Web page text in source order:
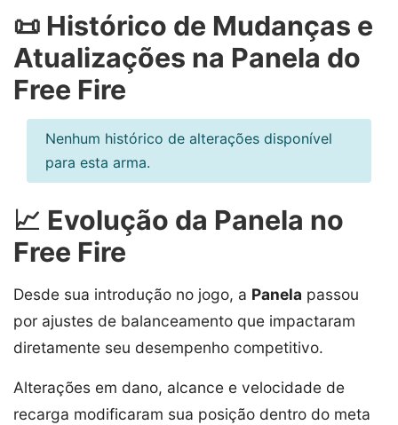
📜 Histórico de Mudanças e
Atualizações na Panela do
Free Fire
Nenhum histórico de alterações disponível
para esta arma.
📈 Evolução da Panela no
Free Fire
Desde sua introdução no jogo, a Panela passou
por ajustes de balanceamento que impactaram
diretamente seu desempenho competitivo.
Alterações em dano, alcance e velocidade de
recarga modificaram sua posição dentro do meta